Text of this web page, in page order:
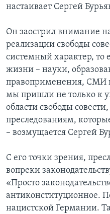
настаивает Сергей
Он заострил внимание
реализации свободы
системный характер, то
жизни – науки,
правоприменения, СМИ и
мы пришли не только к
области свободы
преследованиям,
– возмущается Сергей
С его точки зрения,
вопреки
«Просто
антиконституционное.
нацистской Германии.